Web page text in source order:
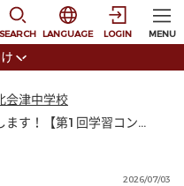
SEARCH
選択すると言語の切
LANGUAGE LOGIN MENU
会津中学校
いいね北中！ 今年も満点目指します！【第1回学習コンテスト】
2026/07/03